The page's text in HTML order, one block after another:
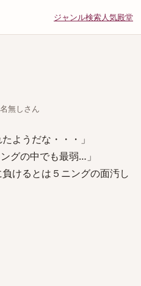
ジャンル検索人気殿堂
無しさん
ようだな・・・」
グの中でも最弱…」
けるとは５ニングの面汚し